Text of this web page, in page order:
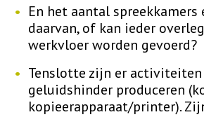
En het aantal
daarvan, of kan ieder
werkvloer worden gevoerd?
Tenslotte zijn er
geluidshinder produceren
kopieerapparaat/printer).